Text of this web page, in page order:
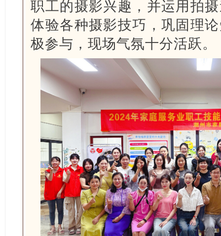
职工的摄影兴趣，并运用拍
体验各种摄影技巧，巩固理
极参与，现场气氛十分活跃。